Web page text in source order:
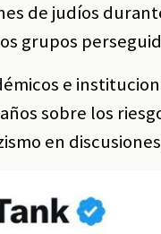
de judíos
grupos
e
sobre los
en